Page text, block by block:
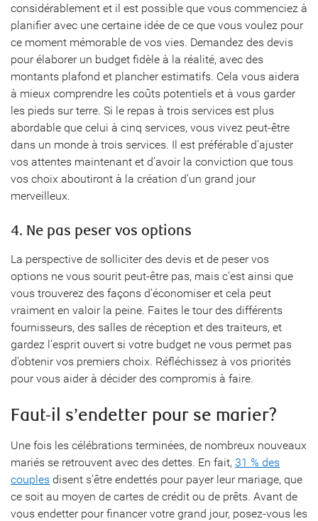
considérablement et il est possible que vous commenciez à
planifier avec une certaine idée de ce que vous voulez pour
ce moment mémorable de vos vies. Demandez des devis
pour élaborer un budget fidèle à la réalité, avec des
montants plafond et plancher estimatifs. Cela vous aidera
à mieux comprendre les coûts potentiels et à vous garder
les pieds sur terre. Si le repas à trois services est plus
abordable que celui à cinq services, vous vivez peut-être
dans un monde à trois services. Il est préférable d’ajuster
vos attentes maintenant et d’avoir la conviction que tous
vos choix aboutiront à la création d’un grand jour
merveilleux.
4. Ne pas peser vos options
La perspective de solliciter des devis et de peser vos
options ne vous sourit peut-être pas, mais c’est ainsi que
vous trouverez des façons d’économiser et cela peut
vraiment en valoir la peine. Faites le tour des différents
fournisseurs, des salles de réception et des traiteurs, et
gardez l’esprit ouvert si votre budget ne vous permet pas
d’obtenir vos premiers choix. Réfléchissez à vos priorités
pour vous aider à décider des compromis à faire.
Faut-il s’endetter pour se marier?
Une fois les célébrations terminées, de nombreux nouveaux
mariés se retrouvent avec des dettes. En fait, 31 % des
couples disent s’être endettés pour payer leur mariage, que
ce soit au moyen de cartes de crédit ou de prêts. Avant de
vous endetter pour financer votre grand jour, posez-vous les